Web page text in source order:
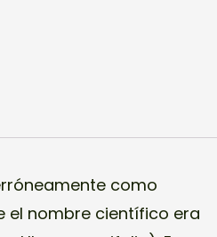
como
el nombre científico era
que se comporta
fríos, brotando de